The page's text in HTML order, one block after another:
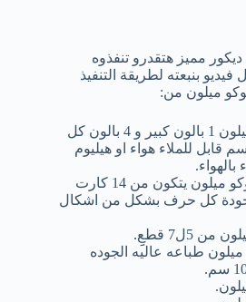
مميز هتقدرو تنفذوه
بنبعته لطريقة التنفيذ
ميلون من:
خماسي بالون كوكو ميلون 1 بالون كبير و 4 بالون كل
بالون ٤٥ سم في ٤٥ سم قابل للملاء هواء او هيليوم
بالهواء.
فرع هابي بيرز داي كوكو ميلون يتكون من 14 كارت
كل حرف بشكل من اشكال
5ل7 قطعِِ.
طباعه عاليه الجوده